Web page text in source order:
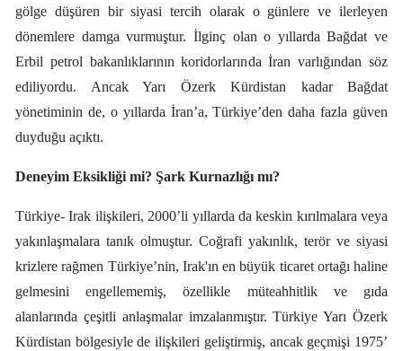
gölge düşüren bir siyasi tercih olarak o günlere ve ilerleyen
dönemlere damga vurmuştur. İlginç olan o yıllarda Bağdat ve
Erbil petrol bakanlıklarının koridorlarında İran varlığından söz
ediliyordu. Ancak Yarı Özerk Kürdistan kadar Bağdat
yönetiminin de, o yıllarda İran’a, Türkiye’den daha fazla güven
duyduğu açıktı.
Deneyim Eksikliği mi? Şark Kurnazlığı mı?
Türkiye- Irak ilişkileri, 2000’li yıllarda da keskin kırılmalara veya
yakınlaşmalara tanık olmuştur. Coğrafi yakınlık, terör ve siyasi
krizlere rağmen Türkiye’nin, Irak'ın en büyük ticaret ortağı haline
gelmesini engellememiş, özellikle müteahhitlik ve gıda
alanlarında çeşitli anlaşmalar imzalanmıştır. Türkiye Yarı Özerk
Kürdistan bölgesiyle de ilişkileri geliştirmiş, ancak geçmişi 1975’